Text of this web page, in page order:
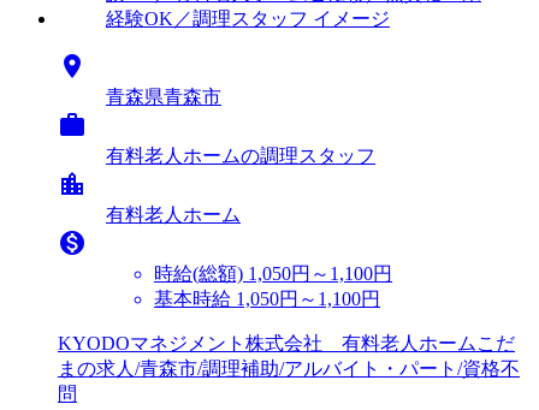

青森県青森市

有料老人ホームの調理スタッフ
location_city
有料老人ホーム

時給(総額) 1,050円～1,100円
基本時給 1,050円～1,100円
KYODOマネジメント株式会社 有料老人ホームこだ
まの求人/青森市/調理補助/アルバイト・パート/資格不
問